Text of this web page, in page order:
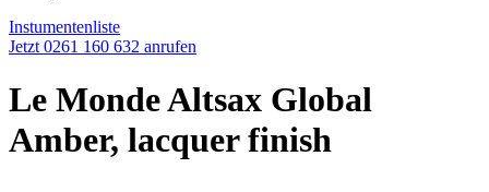
Instumentenliste
Jetzt 0261 160 632 anrufen
Le Monde Altsax Global
Amber, lacquer finish